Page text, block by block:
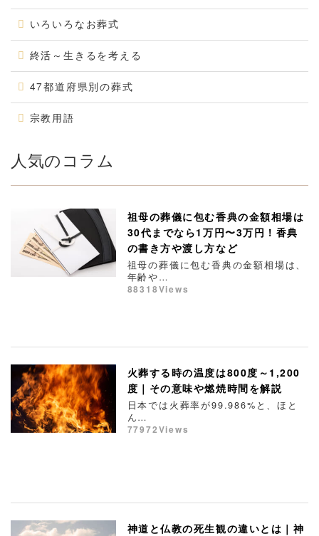
いろいろなお葬式
終活～生きるを考える
47都道府県別の葬式
宗教用語
人気のコラム
祖母の葬儀に包む香典の金額相場は
30代までなら1万円〜3万円！香典
の書き方や渡し方など
祖母の葬儀に包む香典の金額相場は、
年齢や…
88318Views
火葬する時の温度は800度～1,200
度｜その意味や燃焼時間を解説
日本では火葬率が99.986%と、ほと
ん…
77972Views
神道と仏教の死生観の違いとは｜神